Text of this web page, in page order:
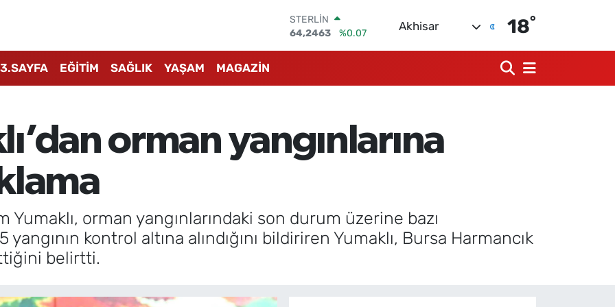
STERLİN
64,2463
%0.07
13.799
%70
47,7143
%0.16
EURO
Akhisar 18°
3.SAYFA EĞİTİM SAĞLIK YAŞAM MAGAZİN
orman yangınlarına
Yumaklı, orman yangınlarındaki son durum üzerine bazı
kontrol altına alındığını bildiriren Yumaklı, Bursa Harmancık
belirtti.